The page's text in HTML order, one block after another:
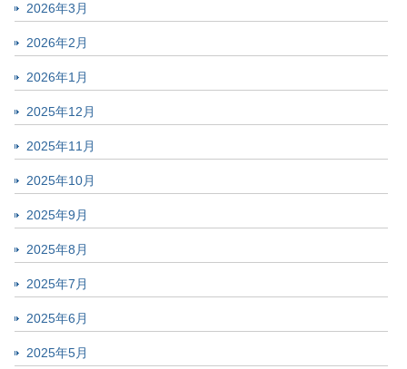
2026年3月
2026年2月
2026年1月
2025年12月
2025年11月
2025年10月
2025年9月
2025年8月
2025年7月
2025年6月
2025年5月